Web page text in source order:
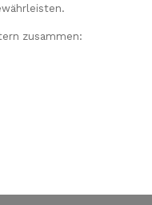
zusammen: